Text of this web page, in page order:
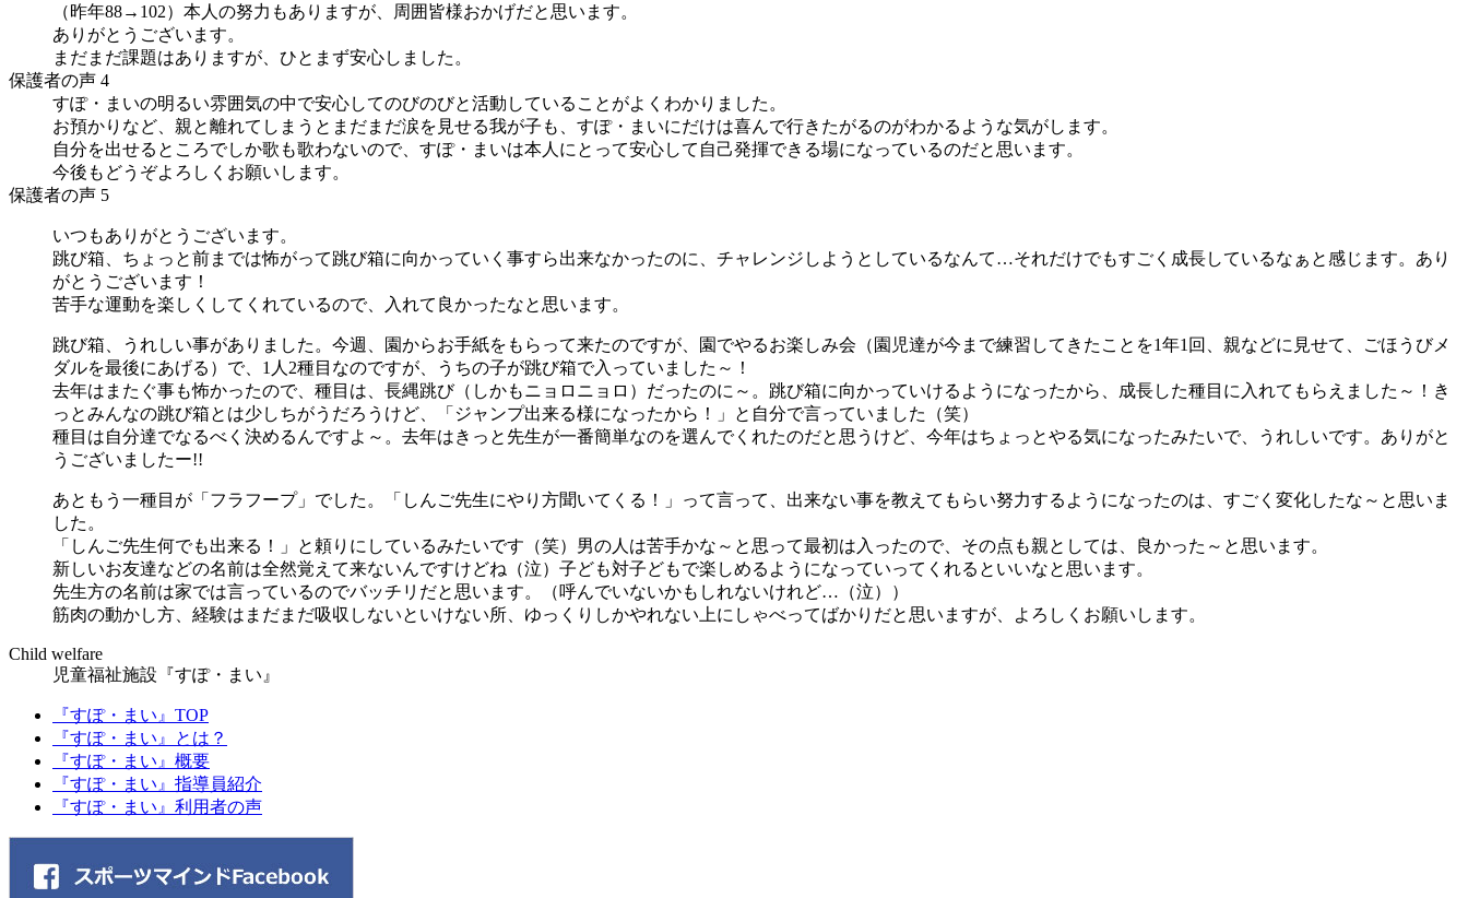
（昨年88→102）本人の努力もありますが、周囲皆様おかげだと思います。
ありがとうございます。
まだまだ課題はありますが、ひとまず安心しました。
保護者の声 4
すぽ・まいの明るい雰囲気の中で安心してのびのびと活動していることがよくわかりました。
お預かりなど、親と離れてしまうとまだまだ涙を見せる我が子も、すぽ・まいにだけは喜んで行きたがるのがわかるような気がします。
自分を出せるところでしか歌も歌わないので、すぽ・まいは本人にとって安心して自己発揮できる場になっているのだと思います。
今後もどうぞよろしくお願いします。
保護者の声 5
いつもありがとうございます。
跳び箱、ちょっと前までは怖がって跳び箱に向かっていく事すら出来なかったのに、チャレンジしようとしているなんて…それだけでもすごく成長しているなぁと感じます。あり
がとうございます！
苦手な運動を楽しくしてくれているので、入れて良かったなと思います。
跳び箱、うれしい事がありました。今週、園からお手紙をもらって来たのですが、園でやるお楽しみ会（園児達が今まで練習してきたことを1年1回、親などに見せて、ごほうびメ
ダルを最後にあげる）で、1人2種目なのですが、うちの子が跳び箱で入っていました～！
去年はまたぐ事も怖かったので、種目は、長縄跳び（しかもニョロニョロ）だったのに～。跳び箱に向かっていけるようになったから、成長した種目に入れてもらえました～！き
っとみんなの跳び箱とは少しちがうだろうけど、「ジャンプ出来る様になったから！」と自分で言っていました（笑）
種目は自分達でなるべく決めるんですよ～。去年はきっと先生が一番簡単なのを選んでくれたのだと思うけど、今年はちょっとやる気になったみたいで、うれしいです。ありがと
うございましたー!!
あともう一種目が「フラフープ」でした。「しんご先生にやり方聞いてくる！」って言って、出来ない事を教えてもらい努力するようになったのは、すごく変化したな～と思いま
した。
「しんご先生何でも出来る！」と頼りにしているみたいです（笑）男の人は苦手かな～と思って最初は入ったので、その点も親としては、良かった～と思います。
新しいお友達などの名前は全然覚えて来ないんですけどね（泣）子ども対子どもで楽しめるようになっていってくれるといいなと思います。
先生方の名前は家では言っているのでバッチリだと思います。（呼んでいないかもしれないけれど…（泣））
筋肉の動かし方、経験はまだまだ吸収しないといけない所、ゆっくりしかやれない上にしゃべってばかりだと思いますが、よろしくお願いします。
Child welfare
児童福祉施設『すぽ・まい』
『すぽ・まい』TOP
『すぽ・まい』とは？
『すぽ・まい』概要
『すぽ・まい』指導員紹介
『すぽ・まい』利用者の声